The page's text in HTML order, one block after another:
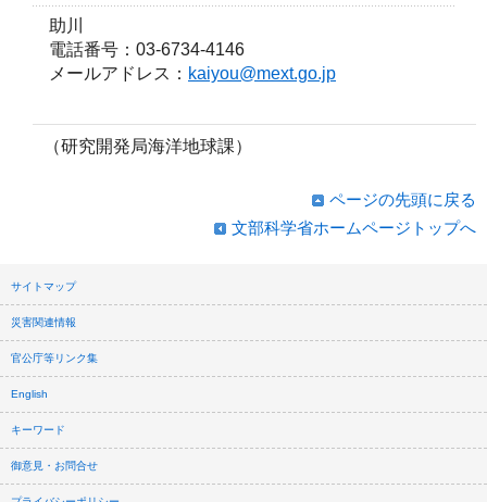
助川
電話番号：03-6734-4146
メールアドレス： kaiyou@mext.go.jp
（研究開発局海洋地球課）
ページの先頭に戻る
文部科学省ホームページトップへ
サイトマップ
災害関連情報
官公庁等リンク集
English
キーワード
御意見・お問合せ